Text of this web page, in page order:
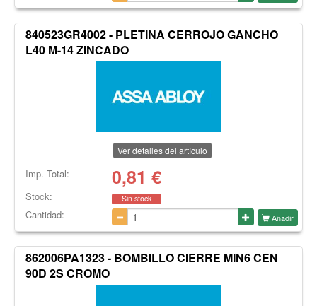
840523GR4002 - PLETINA CERROJO GANCHO
L40 M-14 ZINCADO
Ver detalles del artículo
Imp. Total: 0,81 €
Stock: Sin stock
Cantidad: Añadir
862006PA1323 - BOMBILLO CIERRE MIN6 CEN
90D 2S CROMO